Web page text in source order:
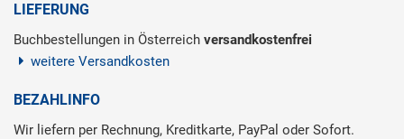
LIEFERUNG
Buchbestellungen in Österreich versandkostenfrei
weitere Versandkosten
BEZAHLINFO
Wir liefern per Rechnung, Kreditkarte, PayPal oder Sofort.